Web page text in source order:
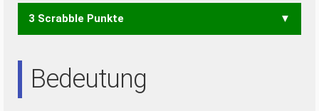
LEI LET LEU RTL ULI
RUTE TIER TREU
3 Scrabble Punkte
Bedeutung